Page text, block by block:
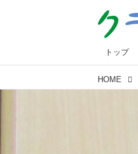
トップ
HOME